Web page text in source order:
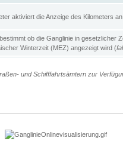
aktiviert die Anzeige des Kilometers
ob die Ganglinie in gesetzlicher
Winterzeit (MEZ) angezeigt wird (
und Schifffahrtsämtern zur